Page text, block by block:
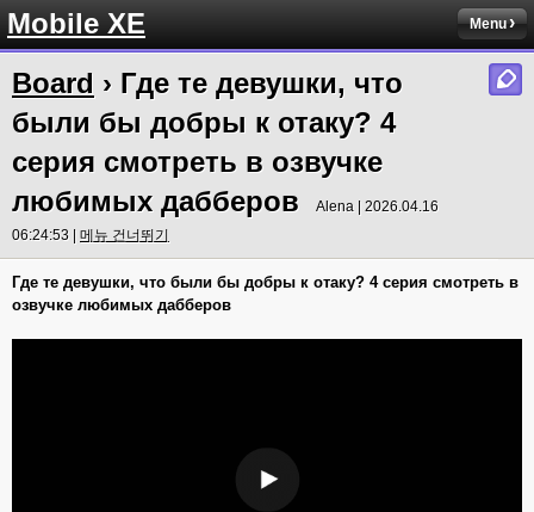
Mobile XE Menu
Board › Где те девушки, что
были бы добры к отаку? 4
серия смотреть в озвучке
любимых дабберов
Alena | 2026.04.16
06:24:53 | 메뉴 건너뛰기
Где те девушки, что были бы добры к отаку? 4 серия смотреть в
озвучке любимых дабберов